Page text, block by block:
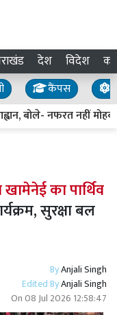
देश विदेश
कैंपस
बोले- नफरत नहीं
का पार्थिव
सुरक्षा बल
ByAnjali Singh
Edited ByAnjali Singh
On08 Jul 2026 12:58:47